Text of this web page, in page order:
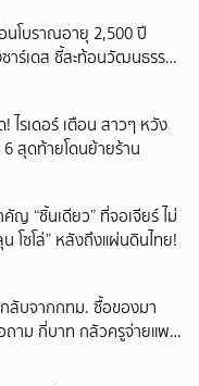
โบราณอายุ 2,500 ปี
าร์เดส ชี้สะท้อนวัฒนธรรม
ไรเดอร์ เตือน สาวๆ หวัง
สุดท้ายโดนย้ายร้าน
ญ “ชิ้นเดียว” ที่จอเจียร์ ไม่
โซโล่” หลังถึงแผ่นดินไทย!
ลับจากกทม. ซื้อของมา
ถาม กี่บาท กลัวครูจ่ายแพง